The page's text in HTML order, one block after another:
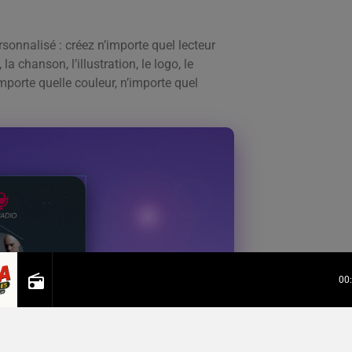
radio
: créez n’importe quel lecteur
chanson, l’illustration, le logo, le
quelle couleur, n’importe quel